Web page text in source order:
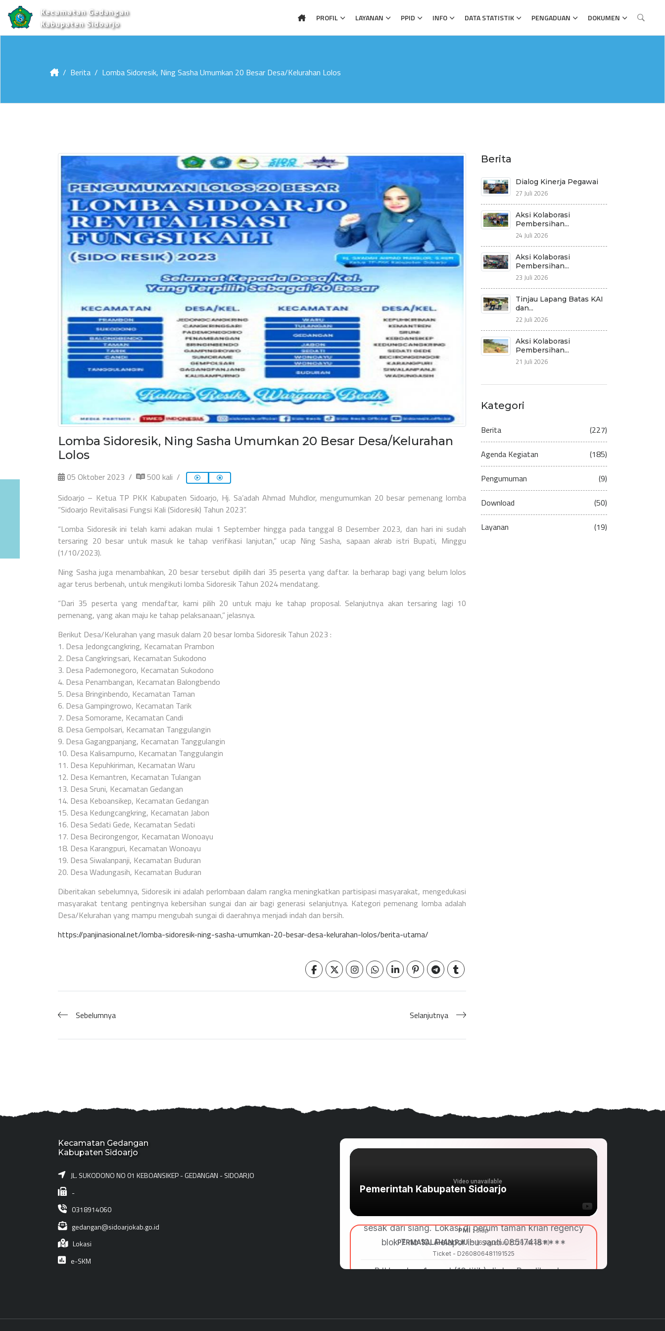
Kecamatan Gedangan
Kabupaten Sidoarjo
PROFIL LAYANAN PPID INFO DATA STATISTIK PENGADUAN DOKUMEN
Berita Lomba Sidoresik, Ning Sasha Umumkan 20 Besar Desa/Kelurahan Lolos
Lomba Sidoresik, Ning Sasha Umumkan 20 Besar Desa/Kelurahan
Lolos
05 Oktober 2023
500 kali
Sidoarjo – Ketua TP PKK Kabupaten Sidoarjo, Hj. Sa’adah Ahmad Muhdlor, mengumumkan 20 besar pemenang lomba
“Sidoarjo Revitalisasi Fungsi Kali (Sidoresik) Tahun 2023”.
“Lomba Sidoresik ini telah kami adakan mulai 1 September hingga pada tanggal 8 Desember 2023, dan hari ini sudah
tersaring 20 besar untuk masuk ke tahap verifikasi lanjutan,” ucap Ning Sasha, sapaan akrab istri Bupati, Minggu
(1/10/2023).
Ning Sasha juga menambahkan, 20 besar tersebut dipilih dari 35 peserta yang daftar. Ia berharap bagi yang belum lolos
agar terus berbenah, untuk mengikuti lomba Sidoresik Tahun 2024 mendatang.
“Dari 35 peserta yang mendaftar, kami pilih 20 untuk maju ke tahap proposal. Selanjutnya akan tersaring lagi 10
pemenang, yang akan maju ke tahap pelaksanaan,” jelasnya.
Berikut Desa/Kelurahan yang masuk dalam 20 besar lomba Sidoresik Tahun 2023 :
1. Desa Jedongcangkring, Kecamatan Prambon
2. Desa Cangkringsari, Kecamatan Sukodono
3. Desa Pademonegoro, Kecamatan Sukodono
4. Desa Penambangan, Kecamatan Balongbendo
5. Desa Bringinbendo, Kecamatan Taman
6. Desa Gampingrowo, Kecamatan Tarik
7. Desa Somorame, Kecamatan Candi
8. Desa Gempolsari, Kecamatan Tanggulangin
9. Desa Gagangpanjang, Kecamatan Tanggulangin
10. Desa Kalisampurno, Kecamatan Tanggulangin
11. Desa Kepuhkiriman, Kecamatan Waru
12. Desa Kemantren, Kecamatan Tulangan
13. Desa Sruni, Kecamatan Gedangan
14. Desa Keboansikep, Kecamatan Gedangan
15. Desa Kedungcangkring, Kecamatan Jabon
16. Desa Sedati Gede, Kecamatan Sedati
17. Desa Becirongengor, Kecamatan Wonoayu
18. Desa Karangpuri, Kecamatan Wonoayu
19. Desa Siwalanpanji, Kecamatan Buduran
20. Desa Wadungasih, Kecamatan Buduran
Diberitakan sebelumnya, Sidoresik ini adalah perlombaan dalam rangka meningkatkan partisipasi masyarakat, mengedukasi
masyarakat tentang pentingnya kebersihan sungai dan air bagi generasi selanjutnya. Kategori pemenang lomba adalah
Desa/Kelurahan yang mampu mengubah sungai di daerahnya menjadi indah dan bersih.
https://panjinasional.net/lomba-sidoresik-ning-sasha-umumkan-20-besar-desa-kelurahan-lolos/berita-utama/
Sebelumnya Selanjutnya
Berita
Dialog Kinerja Pegawai
27 Juli 2026
Aksi Kolaborasi
Pembersihan...
24 Juli 2026
Aksi Kolaborasi
Pembersihan...
23 Juli 2026
Tinjau Lapang Batas KAI
dan...
22 Juli 2026
Aksi Kolaborasi
Pembersihan...
21 Juli 2026
Kategori
Berita (227)
Agenda Kegiatan (185)
Pengumuman (9)
Download (50)
Layanan (19)
Kecamatan Gedangan
Kabupaten Sidoarjo
JL. SUKODONO NO 01 KEBOANSIKEP - GEDANGAN - SIDOARJO
-
0318914060
gedangan@sidoarjokab.go.id
Lokasi
e-SKM